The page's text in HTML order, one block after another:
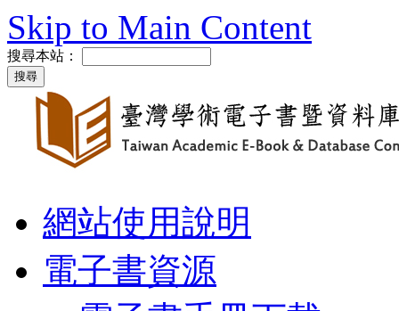
Skip to Main Content
搜尋本站：
網站使用說明
電子書資源